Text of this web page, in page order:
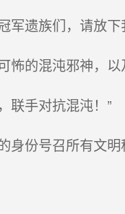
军遗族们，请放下
怖的混沌邪神，以
联手对抗混沌！”
身份号召所有文